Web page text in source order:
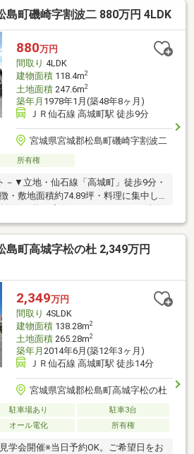
島町磯崎字割波二 880万円 4LDK
880万円
間取り 4LDK
建物面積118.4m2
土地面積247.6m2
築年月 1978年1月(築48年8ヶ月)
ＪＲ仙石線 高城町駅 徒歩9分
宮城県宮城郡松島町磯崎字割波二
所有権
－▼立地・仙石線「高城町」徒歩9分・
・敷地面積約74.89坪・料理に集中し
活動線良好・洗面室は勝手口付・北西
和室・廊下に収納有・駐車場有(車種に
園 徒歩4分(約300m)・ローソン松島
十七銀行松島支店 徒歩12分(約
にお問い合わせください。
島町高城字松の杜 2,349万円
2,349万円
間取り 4SLDK
建物面積138.28m2
土地面積265.28m2
築年月 2014年6月(築12年3ヶ月)
ＪＲ仙石線 高城町駅 徒歩14分
宮城県宮城郡松島町高城字松の杜
駐車場あり
駐車3台
オール電化 所有権
学会開催※当日予約OK。ご希望日をお